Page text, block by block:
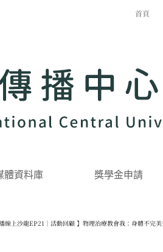
首頁
體資料庫 獎學金申請
播線上沙龍EP21｜活動回顧 】物理治療教會我：身體不完